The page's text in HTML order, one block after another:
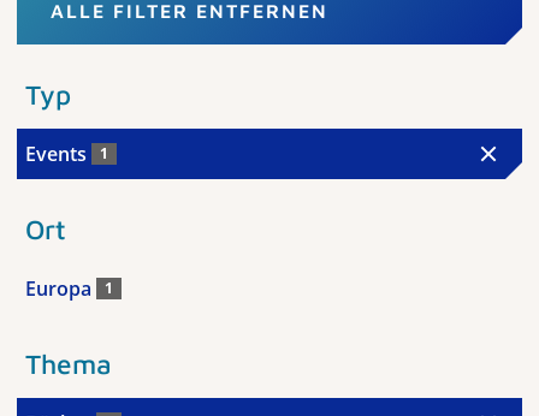
ALLE FILTER ENTFERNEN
Typ
Events 1
Ort
Europa 1
Thema